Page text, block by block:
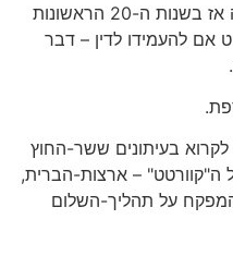
רשומים על שם מיכל בתו, שהייתה אז בשנות ה-20 הראשונות
אם להעמידו לדין – דבר
לקרוא בעיתונים ששר-החוץ
– ארצות-הברית,
המפקח על תהליך-השלום